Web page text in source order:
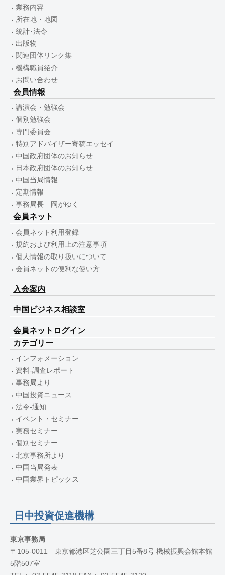
業務内容
所在地・地図
統計･法令
出版物
関連団体リンク集
機構職員紹介
お問い合わせ
会員情報
講演会・勉強会
個別勉強会
専門委員会
特別アドバイザー寄稿エッセイ
中国政府団体のお知らせ
日本政府団体のお知らせ
中国当局情報
定期情報
事務局長 岡がゆく
会員ネット
会員ネット利用登録
規約および利用上の注意事項
個人情報の取り扱いについて
会員ネットの便利な使い方
入会案内
中国ビジネス相談室
会員ネットログイン
カテゴリー
インフォメーション
資料-調査レポート
事務局より
中国投資ニュース
法令-通知
イベント・セミナー
実務セミナー
個別セミナー
北京事務所より
中国当局発表
中国業界トピックス
日中投資促進機構
東京事務局
〒105-0011 東京都港区芝公園三丁目5番8号 機械振興会館本館
5階507室